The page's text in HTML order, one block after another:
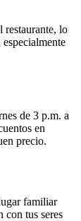
restaurante, lo
de 3 p.m. a
en
precio.
familiar
con tus seres